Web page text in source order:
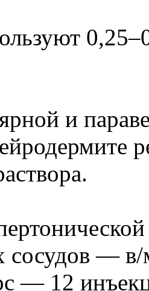
и
сосудов — в/
— 12